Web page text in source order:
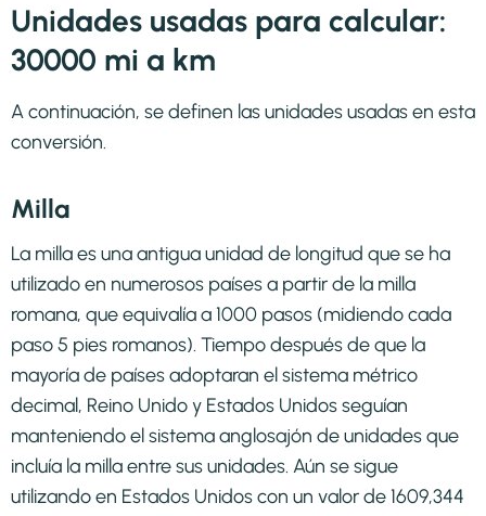
Unidades usadas para calcular:
30000 mi a km
A continuación, se definen las unidades usadas en esta
conversión.
Milla
La milla es una antigua unidad de longitud que se ha
utilizado en numerosos países a partir de la milla
romana, que equivalía a 1000 pasos (midiendo cada
paso 5 pies romanos). Tiempo después de que la
mayoría de países adoptaran el sistema métrico
decimal, Reino Unido y Estados Unidos seguían
manteniendo el sistema anglosajón de unidades que
incluía la milla entre sus unidades. Aún se sigue
utilizando en Estados Unidos con un valor de 1609,344